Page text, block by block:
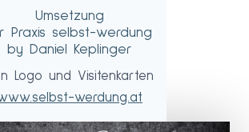
Umsetzung
Praxis selbst-werdung
by Daniel Keplinger
Logo und Visitenkarten
werdung.at